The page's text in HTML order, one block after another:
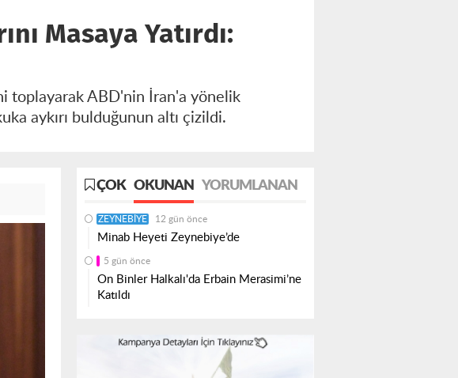
Masaya Yatırdı:
toplayarak ABD'nin İran'a yönelik
aykırı bulduğunun altı çizildi.
ÇOK OKUNAN YORUMLANAN
ZEYNEBIYE 12 gün önce
Minab Heyeti Zeynebiye’de
5 gün önce
On Binler Halkalı'da Erbain Merasimi’ne
Katıldı